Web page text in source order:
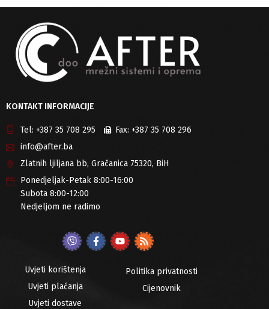
KONTAKT INFORMACIJE
Tel: +387 35 708 295 Fax: +387 35 708 296
info@after.ba
Zlatnih ljiljana bb, Gračanica 75320, BiH
Ponedjeljak-Petak 8:00-16:00
Subota 8:00-12:00
Nedjeljom ne radimo
Uvjeti korištenja
Uvjeti plaćanja
Uvjeti dostave
Politika privatnosti
Cijenovnik